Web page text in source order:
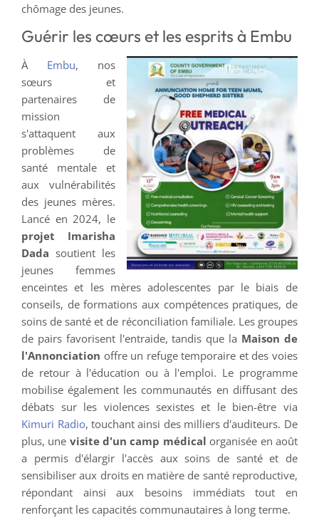
chômage des jeunes.
Guérir les cœurs et les esprits à Embu
À Embu, nos
sœurs et
partenaires de
mission
s'attaquent aux
problèmes de
santé mentale et
aux vulnérabilités
des jeunes mères.
Lancé en 2024, le
projet Imarisha
Dada soutient les
jeunes femmes
enceintes et les mères adolescentes par le biais de
conseils, de formations aux compétences pratiques, de
soins de santé et de réconciliation familiale. Les groupes
de pairs favorisent l'entraide, tandis que la Maison de
l'Annonciation offre un refuge temporaire et des voies
de retour à l'éducation ou à l'emploi. Le programme
mobilise également les communautés en diffusant des
débats sur les violences sexistes et le bien-être via
Kimuri Radio, touchant ainsi des milliers d'auditeurs. De
plus, une visite d'un camp médical organisée en août
a permis d'élargir l'accès aux soins de santé et de
sensibiliser aux droits en matière de santé reproductive,
répondant ainsi aux besoins immédiats tout en
renforçant les capacités communautaires à long terme.